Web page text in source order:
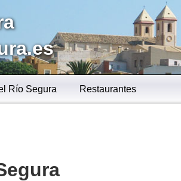
Río Segura Restaurantes